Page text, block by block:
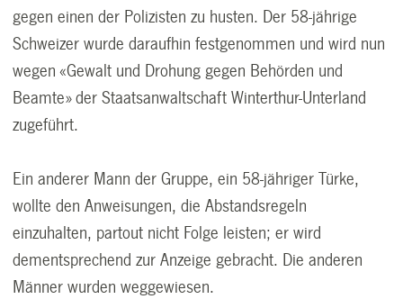
gegen einen der Polizisten zu husten. Der 58-jährige
Schweizer wurde daraufhin festgenommen und wird nun
wegen «Gewalt und Drohung gegen Behörden und
Beamte» der Staatsanwaltschaft Winterthur-Unterland
zugeführt.
Ein anderer Mann der Gruppe, ein 58-jähriger Türke,
wollte den Anweisungen, die Abstandsregeln
einzuhalten, partout nicht Folge leisten; er wird
dementsprechend zur Anzeige gebracht. Die anderen
Männer wurden weggewiesen.